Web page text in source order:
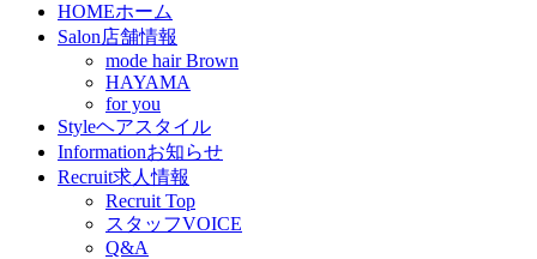
HOMEホーム
Salon店舗情報
mode hair Brown
HAYAMA
for you
Styleヘアスタイル
Informationお知らせ
Recruit求人情報
Recruit Top
スタッフVOICE
Q&A